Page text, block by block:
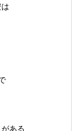
ある